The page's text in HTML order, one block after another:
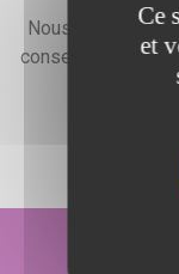
Nous faisons
conseiller, vous
Ce
et